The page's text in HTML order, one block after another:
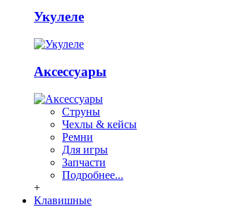
Укулеле
Аксессуары
Струны
Чехлы & кейсы
Ремни
Для игры
Запчасти
Подробнее...
+
Клавишные